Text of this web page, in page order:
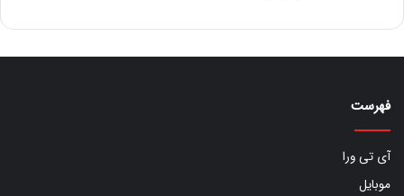
فهرست
آی تی ورا
موبایل